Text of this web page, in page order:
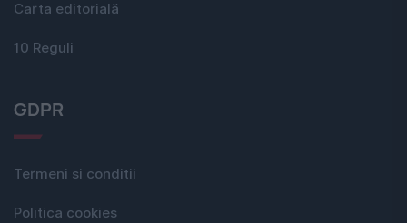
Carta editorială
10 Reguli
GDPR
Termeni si conditii
Politica cookies